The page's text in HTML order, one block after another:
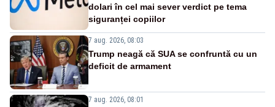
dolari în cel mai sever verdict pe tema
siguranței copiilor
7 aug. 2026, 08:03
Trump neagă că SUA se confruntă cu un
deficit de armament
7 aug. 2026, 08:01